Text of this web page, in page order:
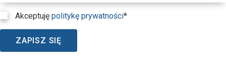
Akceptuję politykę prywatności*
ZAPISZ SIĘ